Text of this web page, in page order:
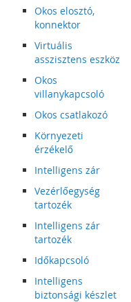
Okos elosztó,
konnektor
Virtuális
asszisztens eszköz
Okos
villanykapcsoló
Okos csatlakozó
Környezeti
érzékelő
Intelligens zár
Vezérlőegység
tartozék
Intelligens zár
tartozék
Időkapcsoló
Intelligens
biztonsági készlet